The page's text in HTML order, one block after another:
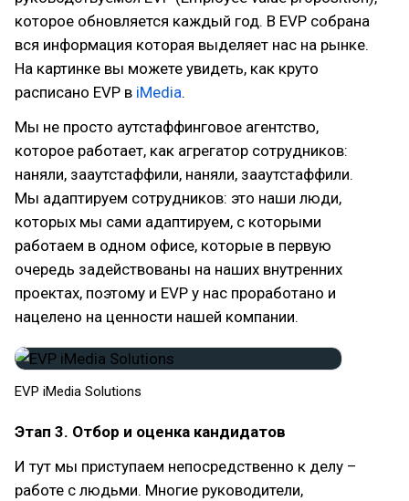
которое обновляется каждый год. В EVP собрана
вся информация которая выделяет нас на рынке.
На картинке вы можете увидеть, как круто
расписано EVP в iMedia.
Мы не просто аутстаффинговое агентство,
которое работает, как агрегатор сотрудников:
наняли, зааутстаффили, наняли, зааутстаффили.
Мы адаптируем сотрудников: это наши люди,
которых мы сами адаптируем, с которыми
работаем в одном офисе, которые в первую
очередь задействованы на наших внутренних
проектах, поэтому и EVP у нас проработано и
нацелено на ценности нашей компании.
EVP iMedia Solutions
Этап 3. Отбор и оценка кандидатов
И тут мы приступаем непосредственно к делу –
работе с людьми. Многие руководители,